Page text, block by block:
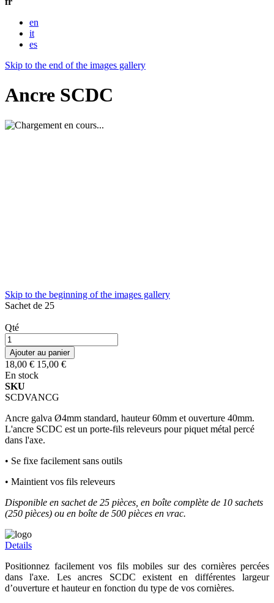
en
it
es
Skip to the end of the images gallery
Ancre SCDC
Skip to the beginning of the images gallery
Sachet de 25
Qté
Ajouter au panier
18,00 € 15,00 €
En stock
SKU
SCDVANCG
Ancre galva Ø4mm standard, hauteur 60mm et ouverture 40mm.
L'ancre SCDC est un porte-fils releveurs pour piquet métal percé
dans l'axe.
• Se fixe facilement sans outils
• Maintient vos fils releveurs
Disponible en sachet de 25 pièces, en boîte complète de 10 sachets
(250 pièces) ou en boîte de 500 pièces en vrac.
Details
Positionnez facilement vos fils mobiles sur des cornières percées
dans l'axe. Les ancres SCDC existent en différentes largeur
d’ouverture et hauteur en fonction du type de vos cornières.